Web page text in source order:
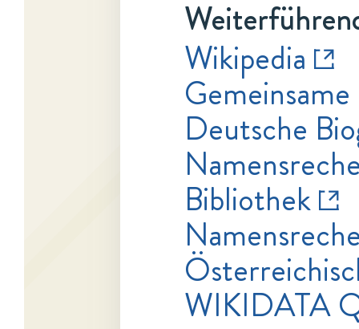
Wikipedia
Deutsche
Bibliothek
WIKIDATA